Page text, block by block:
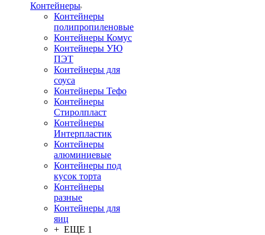
Контейнеры
Контейнеры
полипропиленовые
Контейнеры Комус
Контейнеры УЮ
ПЭТ
Контейнеры для
соуса
Контейнеры Тефо
Контейнеры
Стиролпласт
Контейнеры
Интерпластик
Контейнеры
алюминиевые
Контейнеры под
кусок торта
Контейнеры
разные
Контейнеры для
яиц
+ ЕЩЕ 1